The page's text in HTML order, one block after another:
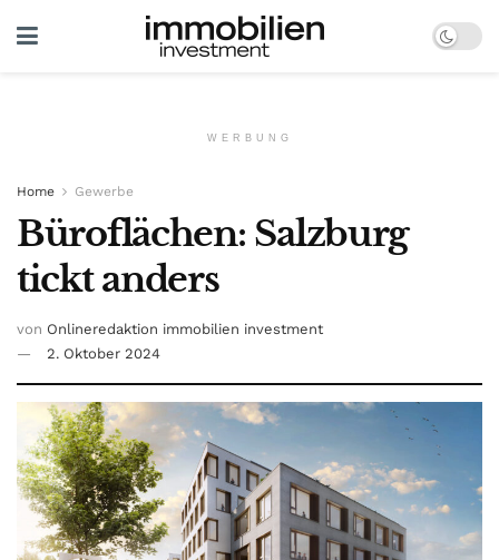
WERBUNG
Home Gewerbe
Büroflächen: Salzburg
tickt anders
von Onlineredaktion immobilien investment
2. Oktober 2024